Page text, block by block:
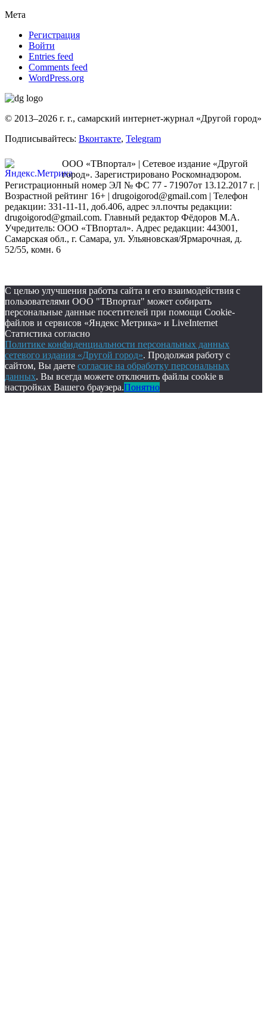
Мета
Регистрация
Войти
Entries feed
Comments feed
WordPress.org
© 2013–2026 г. г., самарский интернет-журнал «Другой город»
Подписывайтесь: Вконтакте, Telegram
ООО «ТВпортал» | Сетевое издание «Другой
город». Зарегистрировано Роскомнадзором.
Регистрационный номер ЭЛ № ФС 77 - 71907от 13.12.2017 г. |
Возрастной рейтинг 16+ | drugoigorod@gmail.com | Телефон
редакции: 331-11-11, доб.406, адрес эл.почты редакции:
drugoigorod@gmail.com. Главный редактор Фёдоров М.А.
Учредитель: ООО «ТВпортал». Адрес редакции: 443001,
Самарская обл., г. Самара, ул. Ульяновская/Ярмарочная, д.
52/55, комн. 6
С целью улучшения работы сайта и его взаимодействия с
пользователями ООО "ТВпортал" может собирать
персональные данные посетителей при помощи Cookie-
файлов и сервисов «Яндекс Метрика» и LiveInternet
Статистика согласно
Политике конфиденциальности персональных данных
сетевого издания «Другой город». Продолжая работу с
сайтом, Вы даете согласие на обработку персональных
данных. Вы всегда можете отключить файлы cookie в
настройках Вашего браузера.Понятно